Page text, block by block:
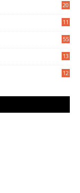
20
11
55
13
12